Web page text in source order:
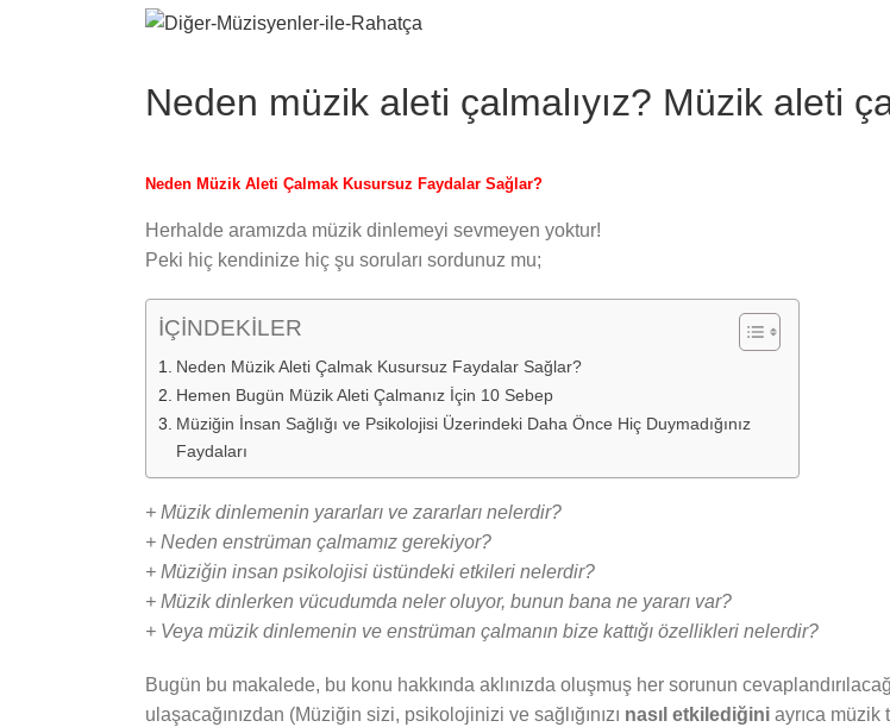
View
Neden müzik aleti çalmalıyız? Müzik aleti
Neden Müzik Aleti Çalmak Kusursuz Faydalar Sağlar?
Herhalde aramızda müzik dinlemeyi sevmeyen yoktur!
Peki hiç kendinize hiç şu soruları sordunuz mu;
İÇİNDEKİLER
Neden Müzik Aleti Çalmak Kusursuz Faydalar Sağlar?
Hemen Bugün Müzik Aleti Çalmanız İçin 10 Sebep
Müziğin İnsan Sağlığı ve Psikolojisi Üzerindeki Daha Önce Hiç Duymadığınız
Faydaları
+ Müzik dinlemenin yararları ve zararları nelerdir?
+ Neden enstrüman çalmamız gerekiyor?
+ Müziğin insan psikolojisi üstündeki etkileri nelerdir?
+ Müzik dinlerken vücudumda neler oluyor, bunun bana ne yararı var?
+ Veya müzik dinlemenin ve enstrüman çalmanın bize kattığı özellikleri nelerdir?
Bugün bu makalede, bu konu hakkında aklınızda oluşmuş her sorunun
ulaşacağınızdan (Müziğin sizi, psikolojinizi ve sağlığınızı nasıl etkilediğini ayrıca müzik